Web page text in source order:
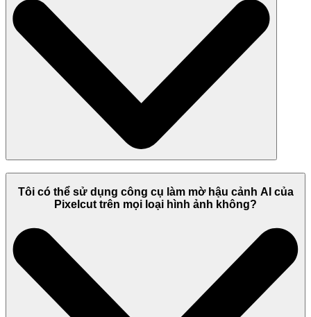
Tôi có thể sử dụng công cụ làm mờ hậu cảnh AI của
Pixelcut trên mọi loại hình ảnh không?